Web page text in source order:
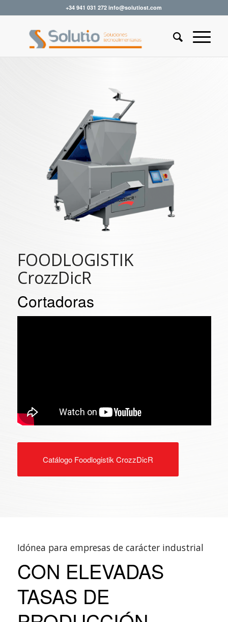
+34 941 031 272 info@solutiost.com
FOODLOGISTIK
CrozzDicR
Cortadoras
Catálogo Foodlogistik CrozzDicR
Idónea para empresas de carácter industrial
CON ELEVADAS
TASAS DE